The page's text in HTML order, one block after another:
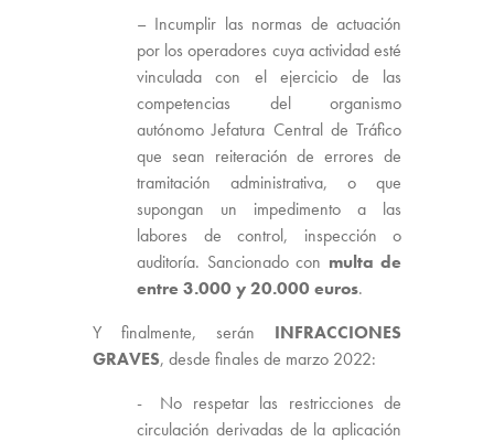
– Incumplir las normas de actuación
por los operadores cuya actividad esté
vinculada con el ejercicio de las
competencias del organismo
autónomo Jefatura Central de Tráfico
que sean reiteración de errores de
tramitación administrativa, o que
supongan un impedimento a las
labores de control, inspección o
auditoría. Sancionado con multa de
entre 3.000 y 20.000 euros.
Y finalmente, serán INFRACCIONES
GRAVES, desde finales de marzo 2022:
- No respetar las restricciones de
circulación derivadas de la aplicación